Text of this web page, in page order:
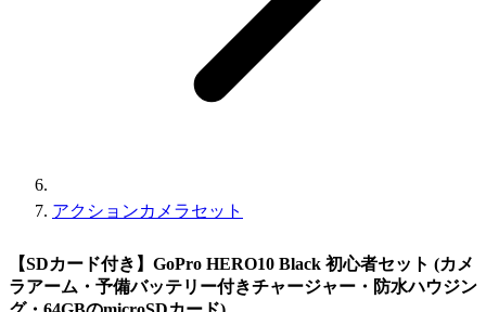
アクションカメラセット
【SDカード付き】GoPro HERO10 Black 初心者セット (カメ
ラアーム・予備バッテリー付きチャージャー・防水ハウジン